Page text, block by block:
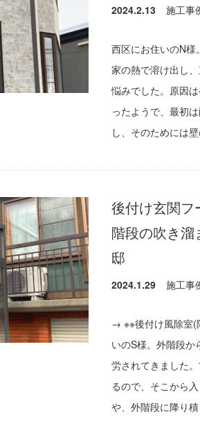
2024.2.13 施工事
西区にお住いのN様
家の熱で溶け出し
悩みでした。原因
ったようで、最初
し、そのためには
後付け玄関フ
階段の吹き
邸
2024.1.29 施工事
→ ※※後付け風除室(
いのS様。外階段か
労されてきました
るので、そこから
や、外階段に降り